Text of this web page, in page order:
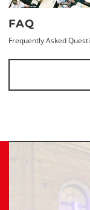
FAQ
Frequently Asked